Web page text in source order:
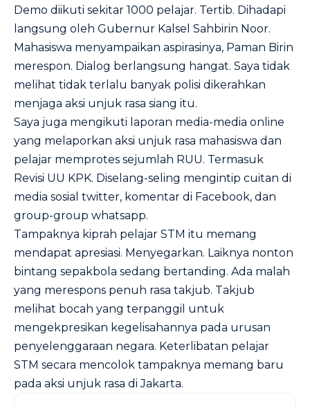
Demo diikuti sekitar 1000 pelajar. Tertib. Dihadapi
langsung oleh Gubernur Kalsel Sahbirin Noor.
Mahasiswa menyampaikan aspirasinya, Paman Birin
merespon. Dialog berlangsung hangat. Saya tidak
melihat tidak terlalu banyak polisi dikerahkan
menjaga aksi unjuk rasa siang itu.
Saya juga mengikuti laporan media-media online
yang melaporkan aksi unjuk rasa mahasiswa dan
pelajar memprotes sejumlah RUU. Termasuk
Revisi UU KPK. Diselang-seling mengintip cuitan di
media sosial twitter, komentar di Facebook, dan
group-group whatsapp.
Tampaknya kiprah pelajar STM itu memang
mendapat apresiasi. Menyegarkan. Laiknya nonton
bintang sepakbola sedang bertanding. Ada malah
yang merespons penuh rasa takjub. Takjub
melihat bocah yang terpanggil untuk
mengekpresikan kegelisahannya pada urusan
penyelenggaraan negara. Keterlibatan pelajar
STM secara mencolok tampaknya memang baru
pada aksi unjuk rasa di Jakarta.